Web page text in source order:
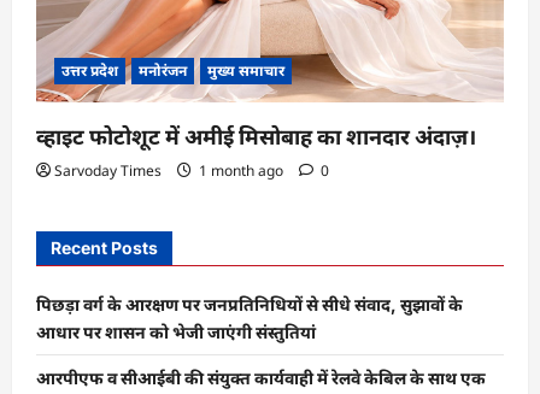
उत्तर प्रदेश मनोरंजन मुख्य समाचार
व्हाइट फोटोशूट में अमीई मिसोबाह का शानदार अंदाज़।
Sarvoday Times 1 month ago 0
Recent Posts
पिछड़ा वर्ग के आरक्षण पर जनप्रतिनिधियों से सीधे संवाद, सुझावों के
आधार पर शासन को भेजी जाएंगी संस्तुतियां
आरपीएफ व सीआईबी की संयुक्त कार्यवाही में रेलवे केबिल के साथ एक